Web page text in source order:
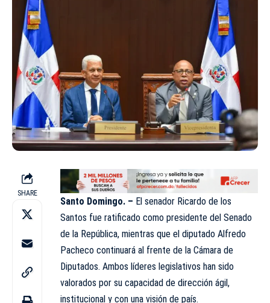
SHARE
Santo Domingo. – El senador Ricardo de los
Santos fue ratificado como presidente del Senado
de la República, mientras que el diputado Alfredo
Pacheco continuará al frente de la Cámara de
Diputados. Ambos líderes legislativos han sido
valorados por su capacidad de dirección ágil,
institucional y con una visión de país.